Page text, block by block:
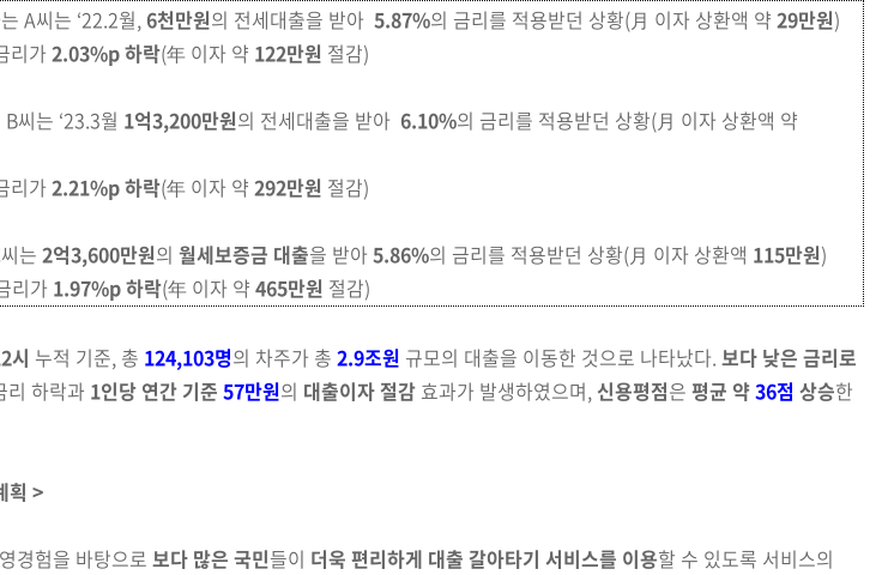
A씨는 ‘22.2월,6천만원의 전세대출을 받아 5.87%의 금리를 적용받던 상황(月 이자 상환액 약 29만원)
리가 2.03%p 하락(年 이자 약 122만원 절감)
씨는 ‘23.3월 1억3,200만원의 전세대출을 받아6.10%의 금리를 적용받던 상황(月 이자 상환액 약
리가2.21%p 하락(年 이자 약292만원 절감)
는 2억3,600만원의 월세보증금 대출을 받아 5.86%의 금리를 적용받던 상황(月 이자 상환액 115만원)
리가 1.97%p 하락(年 이자 약 465만원 절감)
시 누적 기준, 총 124,103명의 차주가 총 2.9조원 규모의 대출을 이동한 것으로 나타났다. 보다 낮은 금리로
리 하락과 1인당 연간 기준 57만원의 대출이자 절감 효과가 발생하였으며, 신용평점은 평균 약36점 상승한
획 >
경험을 바탕으로 보다 많은 국민들이 더욱 편리하게 대출 갈아타기 서비스를 이용할 수 있도록 서비스의